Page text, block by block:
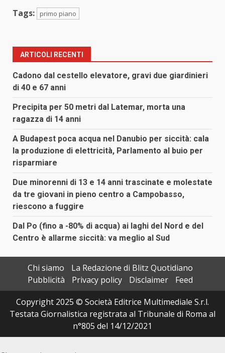
Tags: primo piano
ARTICOLI RECENTI
Cadono dal cestello elevatore, gravi due giardinieri
di 40 e 67 anni
Precipita per 50 metri dal Latemar, morta una
ragazza di 14 anni
A Budapest poca acqua nel Danubio per siccità: cala
la produzione di elettricità, Parlamento al buio per
risparmiare
Due minorenni di 13 e 14 anni trascinate e molestate
da tre giovani in pieno centro a Campobasso,
riescono a fuggire
Dal Po (fino a -80% di acqua) ai laghi del Nord e del
Centro è allarme siccità: va meglio al Sud
Chi siamo
La Redazione di Blitz Quotidiano
Pubblicità
Privacy policy Disclaimer
Feed
Copyright 2025 © Società Editrice Multimediale S.r.l.
Testata Giornalistica registrata al Tribunale di Roma al
n°805 del 14/12/2021